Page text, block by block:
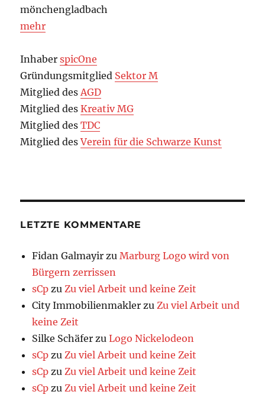
mönchengladbach
mehr
InhaberspicOne
Gründungsmitglied Sektor M
Mitglied desAGD
Mitglied desKreativ MG
Mitglied desTDC
Mitglied desVerein für die Schwarze Kunst
LETZTE KOMMENTARE
Fidan Galmayir zuMarburg Logo wird von
Bürgern zerrissen
sCp zuZu viel Arbeit und keine Zeit
City Immobilienmakler zuZu viel Arbeit und
keine Zeit
Silke Schäfer zuLogo Nickelodeon
sCp zuZu viel Arbeit und keine Zeit
sCp zuZu viel Arbeit und keine Zeit
sCp zuZu viel Arbeit und keine Zeit